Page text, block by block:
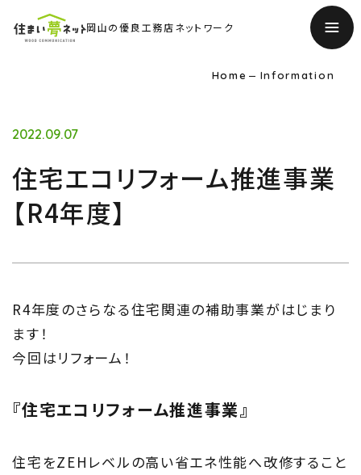
岡山の優良工務店ネットワーク
TOP
住まい夢ネットとは
Home Information
2022.09.07
住宅エコリフォーム推進事業
【R4年度】
R4年度のさらなる住宅関連の補助事業がはじまり
ます！
今回はリフォーム！
『住宅エコリフォーム推進事業』
住宅をZEHレベルの高い省エネ性能へ改修すること